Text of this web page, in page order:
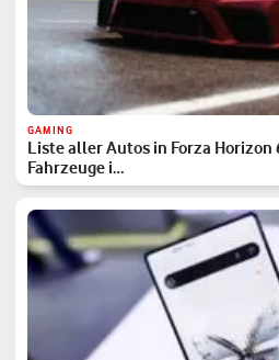
GAMING
Liste aller Autos in Forza Horizon
Fahrzeuge i…